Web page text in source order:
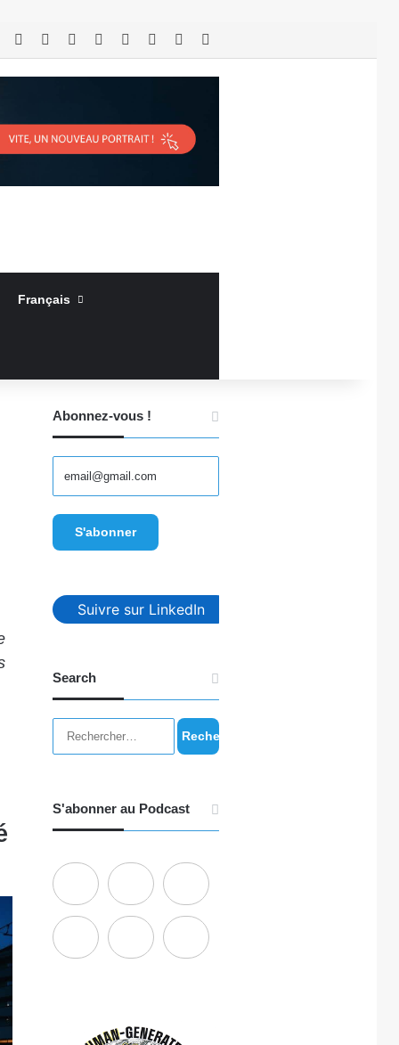
RSS Facebook LinkedinYouTubeConnexionArticle Aléatoire
Français
Abonnez-vous !
Suivre sur LinkedIn
Search
Rechercher :
S'abonner au Podcast